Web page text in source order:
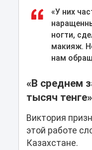
«У них
ногти,
макияж.
нам
«В среднем
тысяч тенге»
Виктория
этой работе
Казахстане.